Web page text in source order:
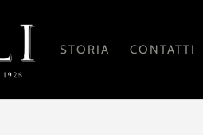
STORIA CONTATTI